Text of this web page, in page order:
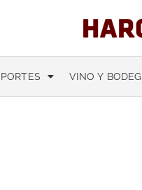
VINO Y